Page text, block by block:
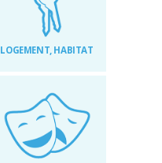
LOGEMENT, HABITAT